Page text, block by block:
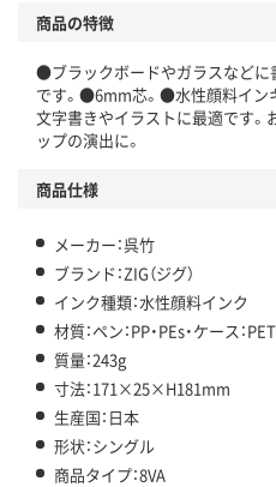
商品の特徴
●ブラックボードやガラスなどに
です。●6mm芯。●水性顔料イン
文字書きやイラストに最適です。
ップの演出に。
商品仕様
メーカー：呉竹
ブランド：ZIG（ジグ）
インク種類：水性顔料インク
材質：ペン：PP・PEs・ケース：PET
質量：243g
寸法：171×25×H181mm
生産国：日本
形状：シングル
商品タイプ：8VA